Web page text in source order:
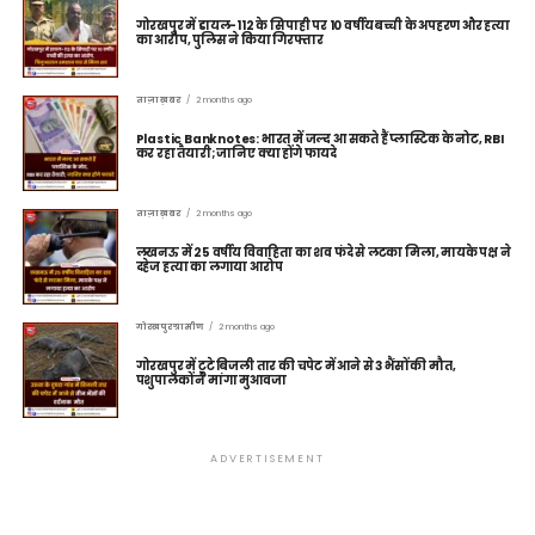
गोरखपुर में डायल-112 के सिपाही पर 10 वर्षीय बच्ची के अपहरण और हत्या
का आरोप, पुलिस ने किया गिरफ्तार
ताज़ा ख़बर 2 months ago
Plastic Banknotes: भारत में जल्द आ सकते हैं प्लास्टिक के नोट, RBI
कर रहा तैयारी; जानिए क्या होंगे फायदे
ताज़ा ख़बर 2 months ago
लखनऊ में 25 वर्षीय विवाहिता का शव फंदे से लटका मिला, मायके पक्ष ने
दहेज हत्या का लगाया आरोप
गोरखपुर ग्रामीण 2 months ago
गोरखपुर में टूटे बिजली तार की चपेट में आने से 3 भैंसों की मौत,
पशुपालकों ने मांगा मुआवजा
ADVERTISEMENT